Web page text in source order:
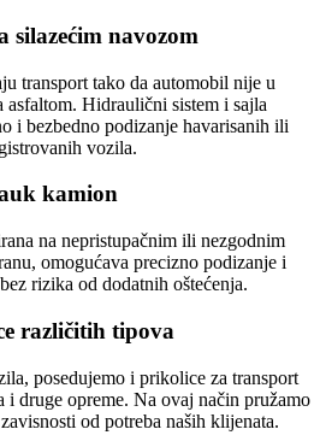
silazećim navozom
transport tako da automobil nije u
asfaltom. Hidraulični sistem i sajla
i bezbedno podizanje havarisanih ili
vozila.
kamion
na nepristupačnim ili nezgodnim
omogućava precizno podizanje i
rizika od dodatnih oštećenja.
različitih tipova
posedujemo i prikolice za transport
i druge opreme. Na ovaj način pružamo
od potreba naših klijenata.